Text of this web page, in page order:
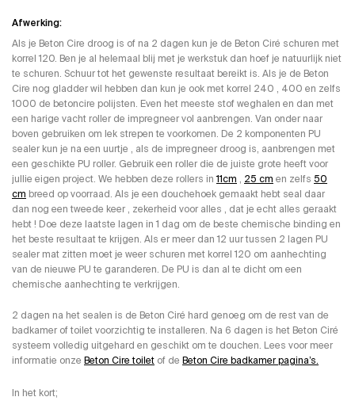
Afwerking:
Als je Beton Cire droog is of na 2 dagen kun je de Beton Ciré schuren met
korrel 120. Ben je al helemaal blij met je werkstuk dan hoef je natuurlijk niet
te schuren. Schuur tot het gewenste resultaat bereikt is. Als je de Beton
Cire nog gladder wil hebben dan kun je ook met korrel 240 , 400 en zelfs
1000 de betoncire polijsten. Even het meeste stof weghalen en dan met
een harige vacht roller de impregneer vol aanbrengen. Van onder naar
boven gebruiken om lek strepen te voorkomen. De 2 komponenten PU
sealer kun je na een uurtje , als de impregneer droog is, aanbrengen met
een geschikte PU roller. Gebruik een roller die de juiste grote heeft voor
jullie eigen project. We hebben deze rollers in11cm , 25 cm en zelfs 50
cm breed op voorraad. Als je een douchehoek gemaakt hebt seal daar
dan nog een tweede keer , zekerheid voor alles , dat je echt alles geraakt
hebt ! Doe deze laatste lagen in 1 dag om de beste chemische binding en
het beste resultaat te krijgen. Als er meer dan 12 uur tussen 2 lagen PU
sealer mat zitten moet je weer schuren met korrel 120 om aanhechting
van de nieuwe PU te garanderen. De PU is dan al te dicht om een
chemische aanhechting te verkrijgen.
2 dagen na het sealen is de Beton Ciré hard genoeg om de rest van de
badkamer of toilet voorzichtig te installeren. Na 6 dagen is het Beton Ciré
systeem volledig uitgehard en geschikt om te douchen. Lees voor meer
informatie onze Beton Cire toilet of de Beton Cire badkamer pagina’s.
In het kort;